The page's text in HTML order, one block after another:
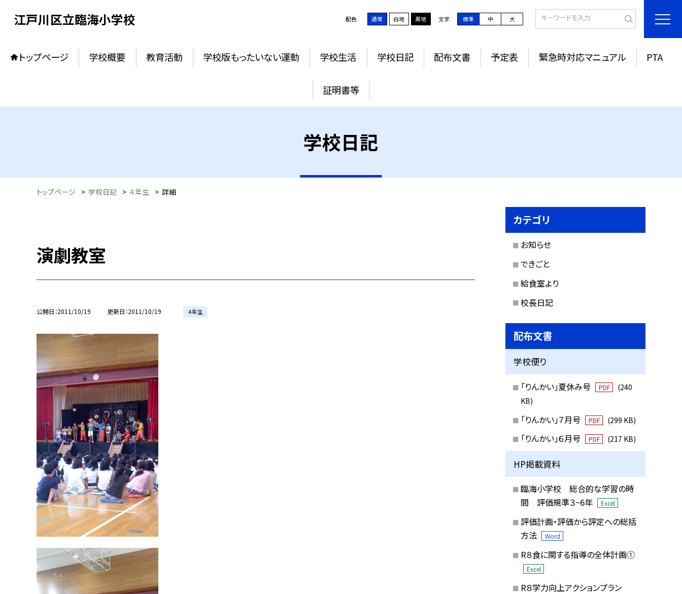
江戸川区立臨海小学校 配色 通常 白地 黒地 文字 標準 中 大
トップページ 学校概要 教育活動 学校版もったいない運動 学校生活 学校日記 配布文書 予定表 緊急時対応マニュアル PTA
証明書等
学校日記
トップページ > 学校日記 > ４年生 > 詳細
演劇教室
公開日 2011/10/19 更新日 2011/10/19 ４年生
カテゴリ
お知らせ
できごと
給食室より
校長日記
配布文書
学校便り
「りんかい」夏休み号 PDF
(240
KB)
「りんかい」７月号 PDF (299 KB)
「りんかい」６月号 PDF (217 KB)
HP掲載資料
臨海小学校 総合的な学習の時
間 評価規準３~6年
Excel
評価計画・評価から評定への総括
方法
Word
R８食に関する指導の全体計画①
Excel
R８学力向上アクションプラン